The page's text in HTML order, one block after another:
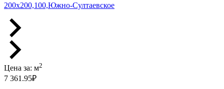
200х200,100,Южно-Султаевское
Цена за: м2
7 361.95₽